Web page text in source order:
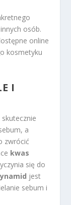
osób.
online
kosmetyku
I
skutecznie
a
zwrócić
kwas
się do
jest
sebum i